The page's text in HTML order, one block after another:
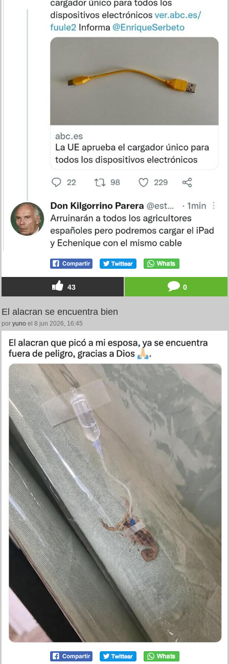
43 0
El alacran se encuentra bien
por yuno el 8 jun 2026, 16:45